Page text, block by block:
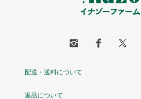
配送・送料について
返品について